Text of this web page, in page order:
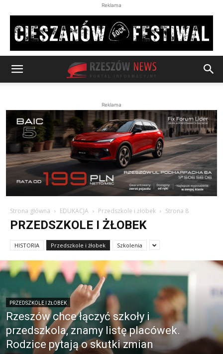
Reklama
Reklama
Strona główna EDUKACJA Przedszkole i żłobek Strona 8
PRZEDSZKOLE I ŻŁOBEK
HISTORIA Przedszkole i żłobek Szkolenia
PRZEDSZKOLE I ŻŁOBEK
Rzeszów chce łączyć szkoły i
przedszkola, znamy listę placówek.
Rodzice pytają o skutki zmian